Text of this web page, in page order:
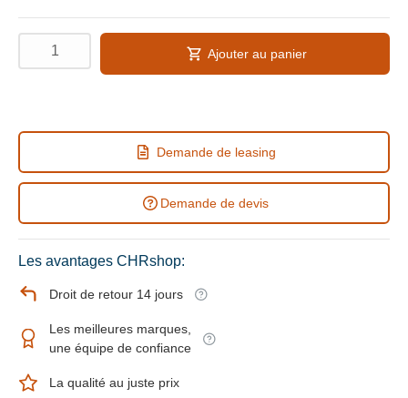
Ajouter au panier
Demande de leasing
Demande de devis
Les avantages CHRshop:
Droit de retour 14 jours
Les meilleures marques,
une équipe de confiance
La qualité au juste prix